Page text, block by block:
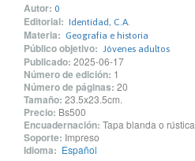
Autor: 0
Editorial: Identidad, C.A.
Materia: Geografía e historia
Público objetivo: Jóvenes adultos
Publicado: 2025-06-17
Número de edición: 1
Número de páginas: 20
Tamaño: 23.5x23.5cm.
Precio: Bs500
Encuadernación: Tapa blanda o rústica
Soporte: Impreso
Idioma: Español